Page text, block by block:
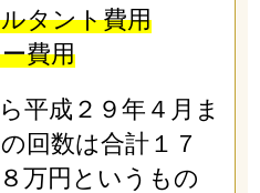
タント費用
費用
平成２９年４月ま
回数は合計１７
万円というもの